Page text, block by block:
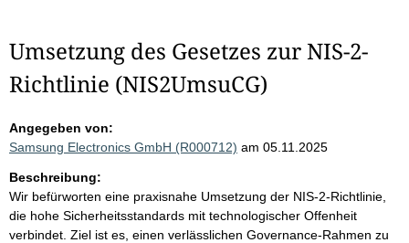
Umsetzung des Gesetzes zur NIS-2-
Richtlinie (NIS2UmsuCG)
Angegeben von:
Samsung Electronics GmbH (R000712) am 05.11.2025
Beschreibung:
Wir befürworten eine praxisnahe Umsetzung der NIS-2-Richtlinie,
die hohe Sicherheitsstandards mit technologischer Offenheit
verbindet. Ziel ist es, einen verlässlichen Governance-Rahmen zu